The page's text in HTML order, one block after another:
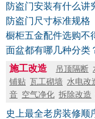
防盗门安装有什么讲
防盗门尺寸标准规格
橱柜五金配件选购不
面盆都有哪几种分类
施工改造
吊顶隔断
铺贴 瓦工砌墙 水电改
音 空气净化 拆除改造
史上最全老房装修顺